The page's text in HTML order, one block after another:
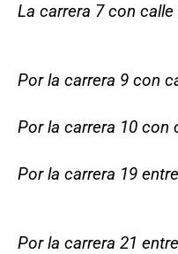
La carrera 7 con
Por la carrera 9 con
Por la carrera 10 con
Por la carrera 19
Por la carrera 21